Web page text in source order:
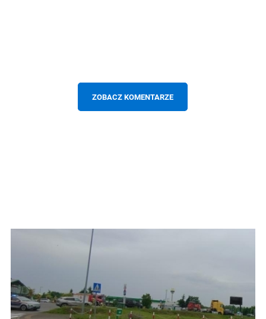
ZOBACZ KOMENTARZE